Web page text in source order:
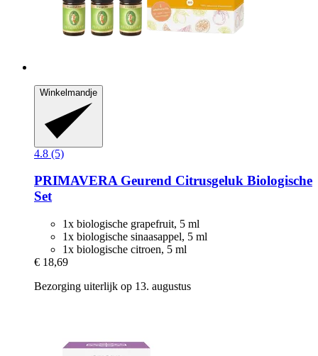
Winkelmandje
4.8 (5)
PRIMAVERAGeurend Citrusgeluk Biologische
Set
1x biologische grapefruit, 5 ml
1x biologische sinaasappel, 5 ml
1x biologische citroen, 5 ml
€ 18,69
Bezorging uiterlijk op 13. augustus